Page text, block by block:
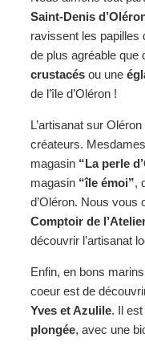
Saint-Denis
ravissent les papilles
de plus agréable que
crustacés ou une
de l’île d’Oléron !
L’artisanat sur
créateurs.
magasin “La perle
magasin “île émoi”,
d’Oléron. Nous vous
Comptoir de
découvrir l’artisanat
Enfin, en bons
coeur est de
Yves et Azulile. Il
plongée, avec une